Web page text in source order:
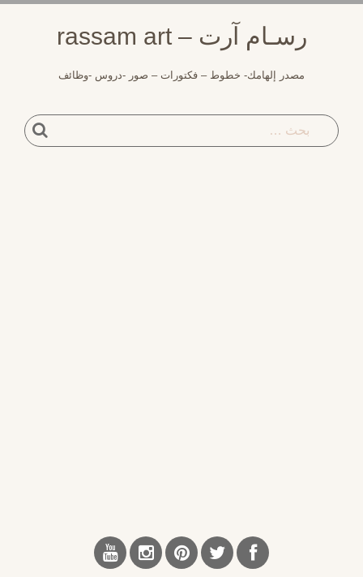
رسـام آرت – rassam art
مصدر إلهامك- خطوط – فكتورات – صور -دروس -وظائف